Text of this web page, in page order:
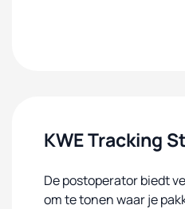
KWE Tracking
De postoperator biedt
om te tonen waar je